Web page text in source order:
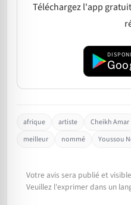
Téléchargez l'app
afrique artiste Cheikh Amar
meilleur
nommé Youssou
Votre avis sera publié et
Veuillez l'exprimer dans un